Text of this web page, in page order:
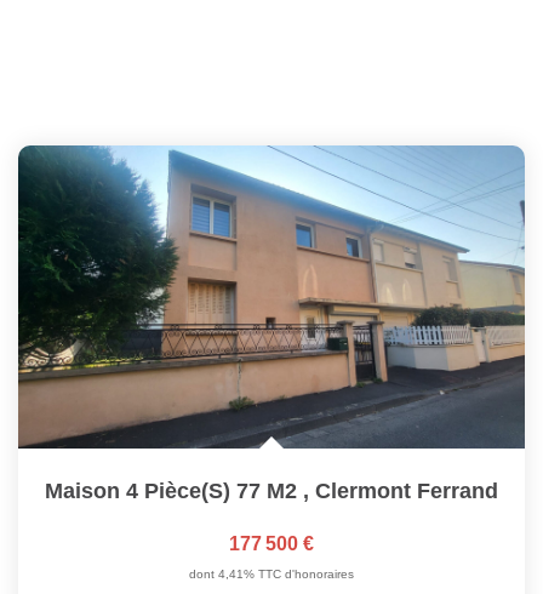
Maison 4 Pièce(s) 77 M2 , Clermont Ferrand
177 500 €
dont 4,41% TTC d'honoraires